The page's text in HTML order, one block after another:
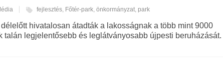
fejlesztés, Főtér-park,önkormányzat,park
hivatalosan átadták a lakosságnak a több mint 9000
talán legjelentősebb és leglátványosabb újpesti beruházását.